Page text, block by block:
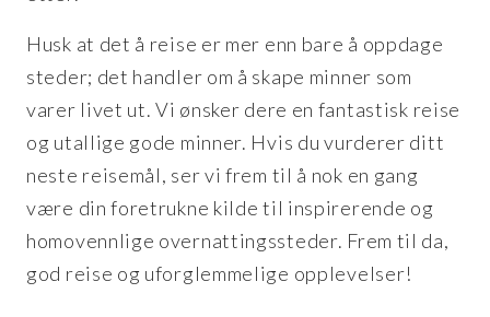
Husk at det å reise er mer enn bare å oppdage
steder; det handler om å skape minner som
varer livet ut. Vi ønsker dere en fantastisk reise
og utallige gode minner. Hvis du vurderer ditt
neste reisemål, ser vi frem til å nok en gang
være din foretrukne kilde til inspirerende og
homovennlige overnattingssteder. Frem til da,
god reise og uforglemmelige opplevelser!